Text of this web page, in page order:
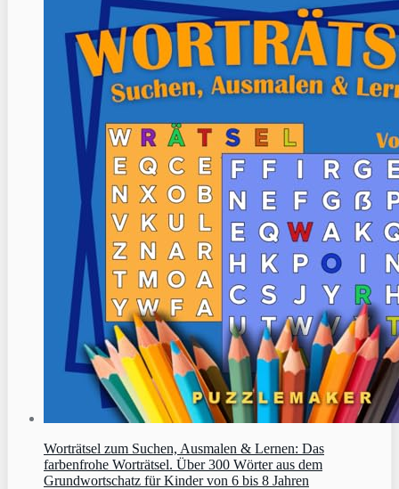
Worträtsel zum Suchen, Ausmalen & Lernen: Das
farbenfrohe Worträtsel. Über 300 Wörter aus dem
Grundwortschatz für Kinder von 6 bis 8 Jahren